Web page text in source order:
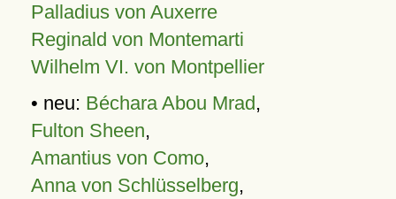
Palladius von Auxerre
Reginald von Montemarti
Wilhelm VI. von Montpellier
• neu: Béchara Abou Mrad,
Fulton Sheen,
Amantius von Como,
Anna von Schlüsselberg,